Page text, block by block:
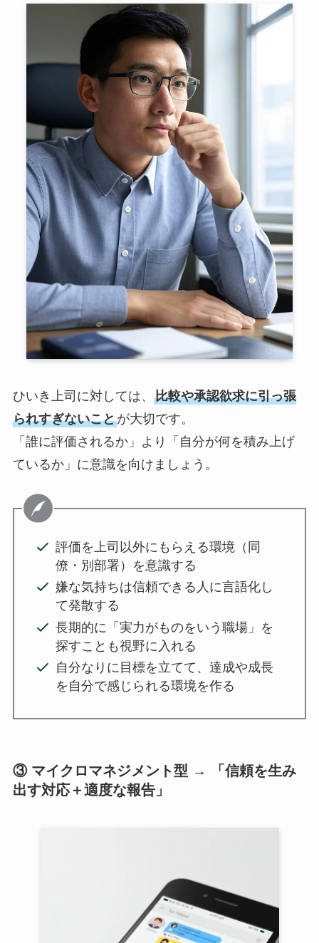
ひいき上司に対しては、 比較や承認欲求に引っ張
られすぎないことが大切です。
「誰に評価されるか」より「自分が何を積み上げ
ているか」に意識を向けましょう。
評価を上司以外にもらえる環境（同
僚・別部署）を意識する
嫌な気持ちは信頼できる人に言語化し
て発散する
長期的に「実力がものをいう職場」を
探すことも視野に入れる
自分なりに目標を立てて、達成や成長
を自分で感じられる環境を作る
③ マイクロマネジメント型 → 「信頼を生み
出す対応＋適度な報告」